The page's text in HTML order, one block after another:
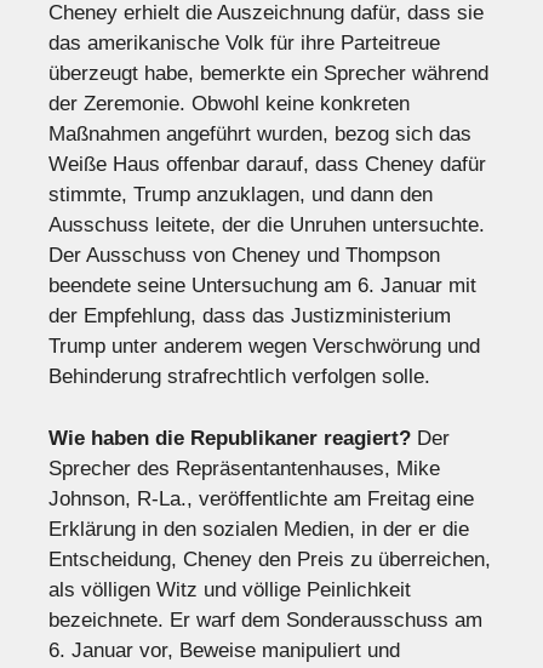
Cheney erhielt die Auszeichnung dafür, dass sie
das amerikanische Volk für ihre Parteitreue
überzeugt habe, bemerkte ein Sprecher während
der Zeremonie. Obwohl keine konkreten
Maßnahmen angeführt wurden, bezog sich das
Weiße Haus offenbar darauf, dass Cheney dafür
stimmte, Trump anzuklagen, und dann den
Ausschuss leitete, der die Unruhen untersuchte.
Der Ausschuss von Cheney und Thompson
beendete seine Untersuchung am 6. Januar mit
der Empfehlung, dass das Justizministerium
Trump unter anderem wegen Verschwörung und
Behinderung strafrechtlich verfolgen solle.
Wie haben die Republikaner reagiert? Der
Sprecher des Repräsentantenhauses, Mike
Johnson, R-La., veröffentlichte am Freitag eine
Erklärung in den sozialen Medien, in der er die
Entscheidung, Cheney den Preis zu überreichen,
als völligen Witz und völlige Peinlichkeit
bezeichnete. Er warf dem Sonderausschuss am
6. Januar vor, Beweise manipuliert und